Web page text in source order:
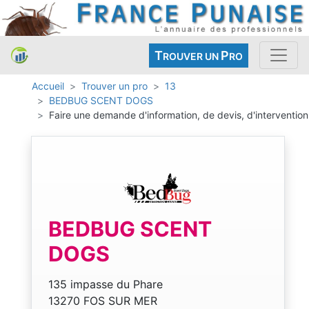
TROUVER UN PRO
Accueil Trouver un pro
13
BEDBUG SCENT DOGS
Faire une demande d'information, de devis, d'intervention
BEDBUG SCENT
DOGS
135 impasse du Phare
13270 FOS SUR MER